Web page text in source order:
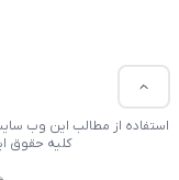
استفاده از مطالب این وب
کلیه حقوق